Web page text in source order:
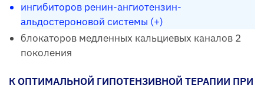
ингибиторов ренин-ангиотензин-
альдостероновой системы (+)
блокаторов медленных кальциевых каналов 2
поколения
К ОПТИМАЛЬНОЙ ГИПОТЕНЗИВНОЙ ТЕРАПИИ ПРИ